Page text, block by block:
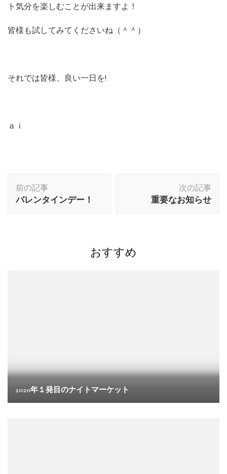
ト気分を楽しむことが出来ますよ！
皆様も試してみてくださいね（＾＾）
それでは皆様、良い一日を!
ａｉ
稿
ナ
前の記事
バレンタインデー！
次の記事
重要なお知らせ
おすすめ
2020年１発目のナイトマーケット